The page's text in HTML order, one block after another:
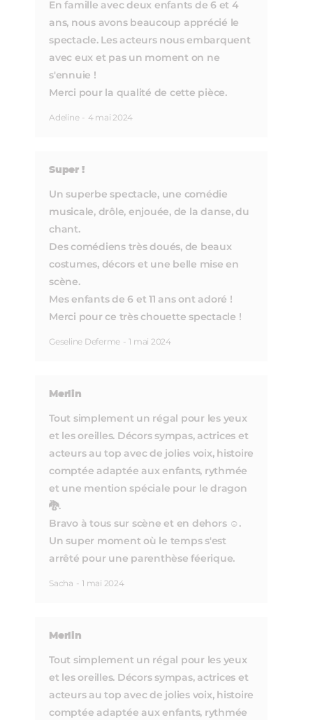
En famille avec deux enfants de 6 et 4
ans, nous avons beaucoup apprécié le
spectacle. Les acteurs nous embarquent
avec eux et pas un moment on ne
s'ennuie !
Merci pour la qualité de cette pièce.
Adeline - 4 mai 2024
Super !
Un superbe spectacle, une comédie
musicale, drôle, enjouée, de la danse, du
chant.
Des comédiens très doués, de beaux
costumes, décors et une belle mise en
scène.
Mes enfants de 6 et 11 ans ont adoré !
Merci pour ce très chouette spectacle !
Geseline Deferme - 1 mai 2024
Merlin
Tout simplement un régal pour les yeux
et les oreilles. Décors sympas, actrices et
acteurs au top avec de jolies voix, histoire
comptée adaptée aux enfants, rythmée
et une mention spéciale pour le dragon
🐉.
Bravo à tous sur scène et en dehors ☺️.
Un super moment où le temps s'est
arrêté pour une parenthèse féerique.
Sacha - 1 mai 2024
Merlin
Tout simplement un régal pour les yeux
et les oreilles. Décors sympas, actrices et
acteurs au top avec de jolies voix, histoire
comptée adaptée aux enfants, rythmée